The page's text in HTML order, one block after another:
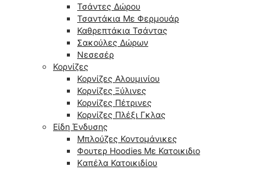
Τσάντες Δώρου
Τσαντάκια Με Φερμουάρ
Καθρεπτάκια Τσάντας
Σακούλες Δώρων
Νεσεσέρ
Κορνίζες
Κορνίζες Αλουμινίου
Κορνίζες Ξύλινες
Κορνίζες Πέτρινες
Κορνίζες Πλέξι Γκλας
Είδη Ένδυσης
Μπλούζες Κοντομάνικες
Φουτερ Hoodies Με Κατοικιδιο
Kαπέλα Κατοικιδίου